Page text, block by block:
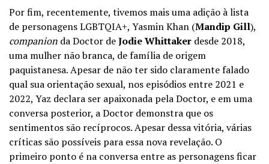
Por fim, recentemente, tivemos mais uma adição à lista
de personagens LGBTQIA+, Yasmin Khan (Mandip Gill),
companion da Doctor deJodie Whittaker desde 2018,
uma mulher não branca, de família de origem
paquistanesa. Apesar de não ter sido claramente falado
qual sua orientação sexual, nos episódios entre 2021 e
2022, Yaz declara ser apaixonada pela Doctor, e em uma
conversa posterior, a Doctor demonstra que os
sentimentos são recíprocos. Apesar dessa vitória, várias
críticas são possíveis para essa nova revelação. O
primeiro ponto é na conversa entre as personagens ficar